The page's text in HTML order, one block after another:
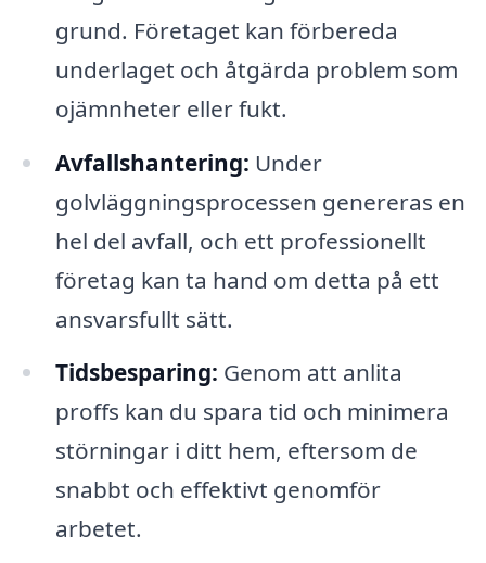
grund. Företaget kan förbereda
underlaget och åtgärda problem som
ojämnheter eller fukt.
Avfallshantering: Under
golvläggningsprocessen genereras en
hel del avfall, och ett professionellt
företag kan ta hand om detta på ett
ansvarsfullt sätt.
Tidsbesparing: Genom att anlita
proffs kan du spara tid och minimera
störningar i ditt hem, eftersom de
snabbt och effektivt genomför
arbetet.